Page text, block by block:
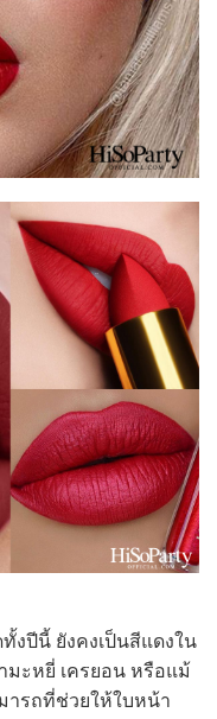
งปีนี้ ยังคงเป็นสีแดงใน
มะหยี่ เครยอน หรือแม้
ารถที่ช่วยให้ใบหน้า